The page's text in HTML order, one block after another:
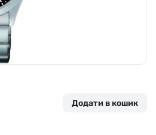
Додати в кошик